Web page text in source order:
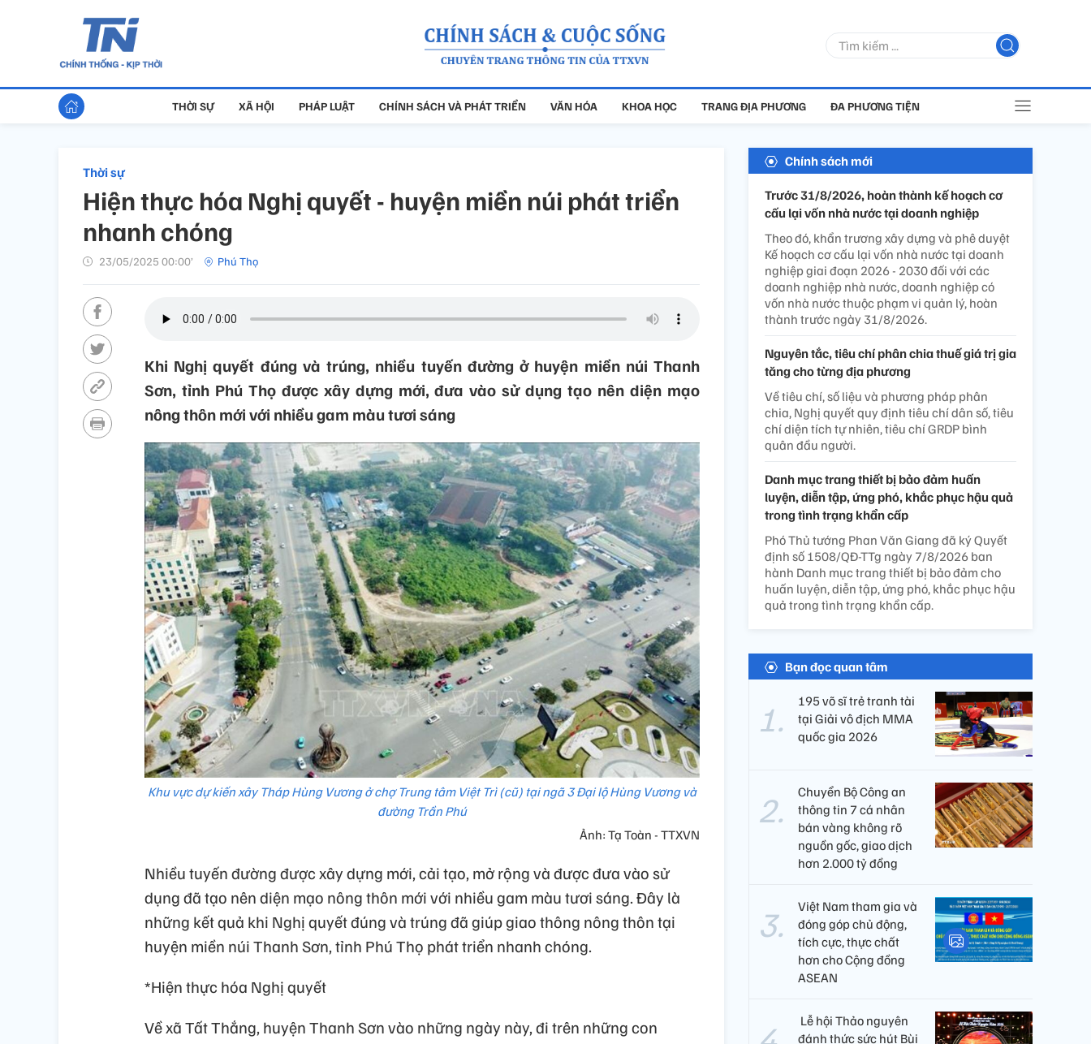
THỜI SỰ XÃ HỘI PHÁP LUẬT CHÍNH SÁCH VÀ PHÁT TRIỂN VĂN HÓA KHOA HỌC TRANG ĐỊA PHƯƠNG ĐA PHƯƠNG TIỆN
Thời sự
Hiện thực hóa Nghị quyết - huyện miền núi phát triển
nhanh chóng
23/05/2025 00:00’ Phú Thọ
Khi Nghị quyết đúng và trúng, nhiều tuyến đường ở huyện miền núi Thanh
Sơn, tỉnh Phú Thọ được xây dựng mới, đưa vào sử dụng tạo nên diện mạo
nông thôn mới với nhiều gam màu tươi sáng
Khu vực dự kiến xây Tháp Hùng Vương ở chợ Trung tâm Việt Trì (cũ) tại ngã 3 Đại lộ Hùng Vương và
đường Trần Phú
Ảnh: Tạ Toàn - TTXVN
Nhiều tuyến đường được xây dựng mới, cải tạo, mở rộng và được đưa vào sử
dụng đã tạo nên diện mạo nông thôn mới với nhiều gam màu tươi sáng. Đây là
những kết quả khi Nghị quyết đúng và trúng đã giúp giao thông nông thôn tại
huyện miền núi Thanh Sơn, tỉnh Phú Thọ phát triển nhanh chóng.
*Hiện thực hóa Nghị quyết
Về xã Tất Thắng, huyện Thanh Sơn vào những ngày này, đi trên những con
Chính sách mới
Trước 31/8/2026, hoàn thành kế hoạch cơ
cấu lại vốn nhà nước tại doanh nghiệp
Theo đó, khẩn trương xây dựng và phê duyệt
Kế hoạch cơ cấu lại vốn nhà nước tại doanh
nghiệp giai đoạn 2026 - 2030 đối với các
doanh nghiệp nhà nước, doanh nghiệp có
vốn nhà nước thuộc phạm vi quản lý, hoàn
thành trước ngày 31/8/2026.
Nguyên tắc, tiêu chí phân chia thuế giá trị gia
tăng cho từng địa phương
Về tiêu chí, số liệu và phương pháp phân
chia, Nghị quyết quy định tiêu chí dân số, tiêu
chí diện tích tự nhiên, tiêu chí GRDP bình
quân đầu người.
Danh mục trang thiết bị bảo đảm huấn
luyện, diễn tập, ứng phó, khắc phục hậu quả
trong tình trạng khẩn cấp
Phó Thủ tướng Phan Văn Giang đã ký Quyết
định số 1508/QĐ-TTg ngày 7/8/2026 ban
hành Danh mục trang thiết bị bảo đảm cho
huấn luyện, diễn tập, ứng phó, khắc phục hậu
quả trong tình trạng khẩn cấp.
Bạn đọc quan tâm
195 võ sĩ trẻ tranh tài
tại Giải vô địch MMA
quốc gia 2026
Chuyển Bộ Công an
thông tin 7 cá nhân
bán vàng không rõ
nguồn gốc, giao dịch
hơn 2.000 tỷ đồng
Việt Nam tham gia và
đóng góp chủ động,
tích cực, thực chất
hơn cho Cộng đồng
ASEAN
​ Lễ hội Thảo nguyên
đánh thức sức hút Bùi